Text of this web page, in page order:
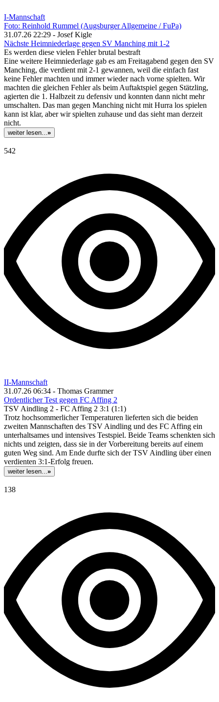
I-Mannschaft
Foto: Reinhold Rummel (Augsburger Allgemeine / FuPa)
31.07.26 22:29 - Josef Kigle
Nächste Heimniederlage gegen SV Manching mit 1-2
Es werden diese vielen Fehler brutal bestraft
Eine weitere Heimniederlage gab es am Freitagabend gegen den SV
Manching, die verdient mit 2-1 gewannen, weil die einfach fast
keine Fehler machten und immer wieder nach vorne spielten. Wir
machten die gleichen Fehler als beim Auftaktspiel gegen Stätzling,
agierten die 1. Halbzeit zu defensiv und konnten dann nicht mehr
umschalten. Das man gegen Manching nicht mit Hurra los spielen
kann ist klar, aber wir spielten zuhause und das sieht man derzeit
nicht.
weiter lesen...»
542
II-Mannschaft
31.07.26 06:34 - Thomas Grammer
Ordentlicher Test gegen FC Affing 2
TSV Aindling 2 - FC Affing 2 3:1 (1:1)
Trotz hochsommerlicher Temperaturen lieferten sich die beiden
zweiten Mannschaften des TSV Aindling und des FC Affing ein
unterhaltsames und intensives Testspiel. Beide Teams schenkten sich
nichts und zeigten, dass sie in der Vorbereitung bereits auf einem
guten Weg sind. Am Ende durfte sich der TSV Aindling über einen
verdienten 3:1-Erfolg freuen.
weiter lesen...»
138